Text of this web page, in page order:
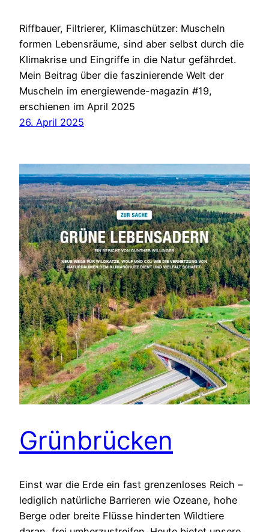
Riffbauer, Filtrierer, Klimaschützer: Muscheln
formen Lebensräume, sind aber selbst durch die
Klimakrise und Eingriffe in die Natur gefährdet.
Mein Beitrag über die faszinierende Welt der
Muscheln im energiewende-magazin #19,
erschienen im April 2025
26. April 2025
Grünbrücken
Einst war die Erde ein fast grenzenloses Reich –
lediglich natürliche Barrieren wie Ozeane, hohe
Berge oder breite Flüsse hinderten Wildtiere